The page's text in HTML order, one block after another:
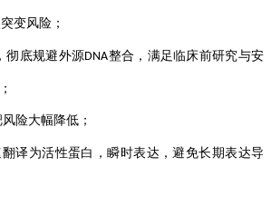
突变风险 ；
彻底规避外源DNA整合，满足临床前研究与安
险大幅降低 ；
译为活性蛋白，瞬时表达，避免长期表达导